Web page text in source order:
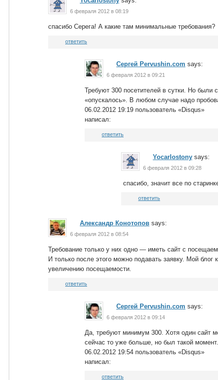
6 февраля 2012 в 08:19
спасибо Серега! А какие там минимальные требования?
ответить
Сергей Pervushin.com says:
6 февраля 2012 в 09:21
Требуют 300 посетителей в сутки. Но были
«опускалось». В любом случае надо
06.02.2012 19:19 пользователь «Disqus»
написал:
ответить
Yocarlostony says:
6 февраля 2012 в 09:28
спасибо, значит все по
ответить
Александр Конотопов says:
6 февраля 2012 в 08:54
Требование только у них одно — иметь сайт с
И только после этого можно подавать заявку. Мой
увеличению посещаемости.
ответить
Сергей Pervushin.com says:
6 февраля 2012 в 09:14
Да, требуют минимум 300. Хотя один сайт
сейчас то уже больше, но был такой момент.
06.02.2012 19:54 пользователь «Disqus»
написал:
ответить